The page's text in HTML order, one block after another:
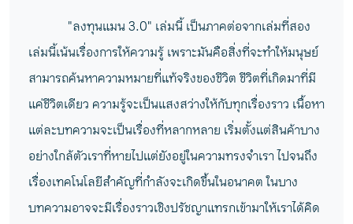
"ลงทุนแมน 3.0" เล่มนี้ เป็นภาคต่อจากเล่มที่สอง
เล่มนี้เน้นเรื่องการให้ความรู้ เพราะมันคือสิ่งที่จะทำให้มนุษย์
สามารถค้นหาความหมายที่แท้จริงของชีวิต ชีวิตที่เกิดมาที่มี
แค่ชีวิตเดียว ความรู้จะเป็นแสงสว่างให้กับทุกเรื่องราว เนื้อหา
แต่ละบทความจะเป็นเรื่องที่หลากหลาย เริ่มตั้งแต่สินค้าบาง
อย่างใกล้ตัวเราที่หายไปแต่ยังอยู่ในความทรงจำเรา ไปจนถึง
เรื่องเทคโนโลยีสำคัญที่กำลังจะเกิดขึ้นในอนาคต ในบาง
บทความอาจจะมีเรื่องราวเชิงปรัชญาแทรกเข้ามาให้เราได้คิด